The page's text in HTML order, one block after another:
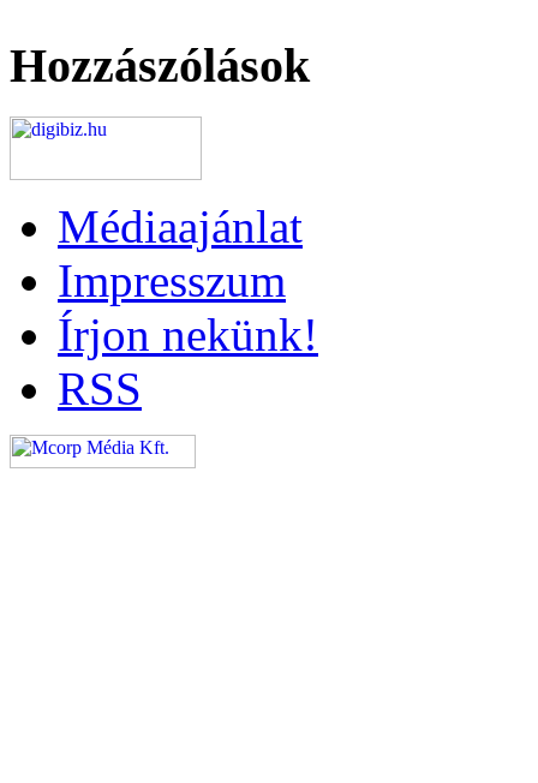
Hozzászólások
Médiaajánlat
Impresszum
Írjon nekünk!
RSS